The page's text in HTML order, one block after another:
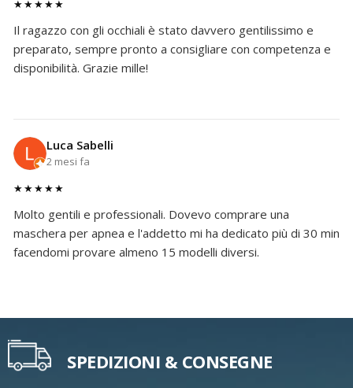
★★★★★
Il ragazzo con gli occhiali è stato davvero gentilissimo e
preparato, sempre pronto a consigliare con competenza e
disponibilità. Grazie mille!
Luca Sabelli
2 mesi fa
★★★★★
Molto gentili e professionali. Dovevo comprare una
maschera per apnea e l'addetto mi ha dedicato più di 30 min
facendomi provare almeno 15 modelli diversi.
SPEDIZIONI & CONSEGNE